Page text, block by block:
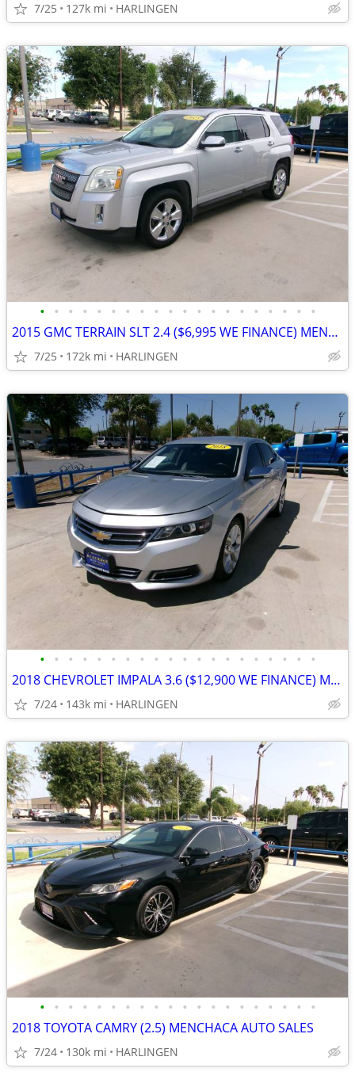
7/25 127k mi HARLINGEN
• • • • • • • • • • • • • • • • • • • •
2015 GMC TERRAIN SLT 2.4 ($6,995 WE FINANCE) MENCHACA AUTO SALES
7/25 172k mi HARLINGEN
• • • • • • • • • • • • • • • • • • • •
2018 CHEVROLET IMPALA 3.6 ($12,900 WE FINANCE) MENCHACA AUTO SALES
7/24 143k mi HARLINGEN
• • • • • • • • • • • • • • • • • • • •
2018 TOYOTA CAMRY (2.5) MENCHACA AUTO SALES
7/24 130k mi HARLINGEN